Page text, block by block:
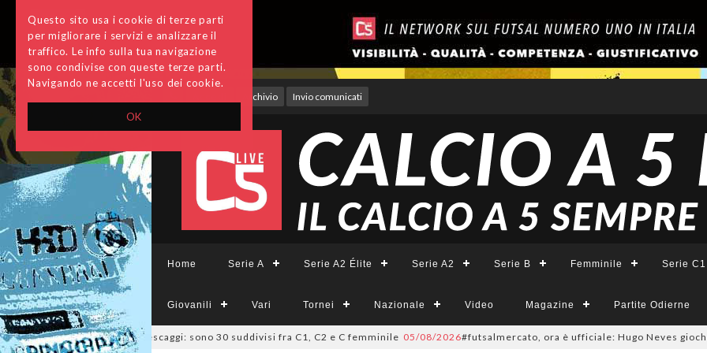
OK
Questo sito usa i cookie di terze parti
per migliorare i servizi e analizzare il
traffico. Le info sulla tua navigazione
sono condivise con queste terze parti.
Navigando ne accetti l'uso dei cookie.
Archivio Invio comunicati
Home Serie A Serie A2 Élite Serie A2 Serie B Femminile Serie C1
Giovanili Vari Tornei Nazionale Video Magazine Partite Odierne
LND Lazio, deliberati i ripescaggi: sono 30 suddivisi fra C1, C2 e C femminile 05/08/2026#futsalmercato, ora è ufficiale: Hugo Neves